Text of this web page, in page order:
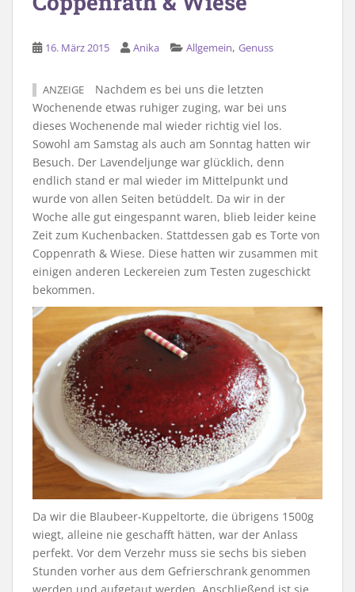
16. März 2015 Anika Allgemein, Genuss
ANZEIGE
Nachdem es bei uns die letzten
Wochenende etwas ruhiger zuging, war bei uns
dieses Wochenende mal wieder richtig viel los.
Sowohl am Samstag als auch am Sonntag hatten wir
Besuch. Der Lavendeljunge war glücklich, denn
endlich stand er mal wieder im Mittelpunkt und
wurde von allen Seiten betüddelt. Da wir in der
Woche alle gut eingespannt waren, blieb leider keine
Zeit zum Kuchenbacken. Stattdessen gab es Torte von
Coppenrath & Wiese. Diese hatten wir zusammen mit
einigen anderen Leckereien zum Testen zugeschickt
bekommen.
Da wir die Blaubeer-Kuppeltorte, die übrigens 1500g
wiegt, alleine nie geschafft hätten, war der Anlass
perfekt. Vor dem Verzehr muss sie sechs bis sieben
Stunden vorher aus dem Gefrierschrank genommen